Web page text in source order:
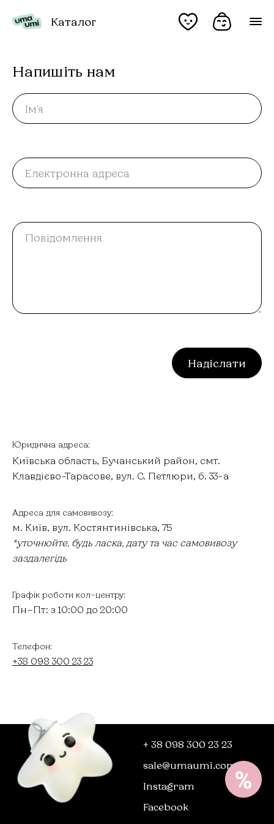
Каталог
Напишіть нам
Ім'я
Електронна адреса
Повідомлення
Надіслати
Юридична адреса:
Київська область, Бучанський район, смт.
Клавдієво-Тарасове, вул. С. Петлюри, б. 33-а
Адреса для самовивозу:
м. Київ, вул. Костянтинівська, 75
*уточнюйте, будь ласка, дату та час самовивозу
заздалегідь
Графік роботи кол-центру:
Пн–Пт: з 10:00 до 20:00
Телефон:
+38 098 300 23 23
+ 38 098 300 23 23
sale@umaumi.com
Instagram
Facebook